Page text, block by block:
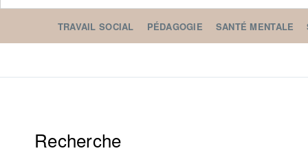
TRAVAIL SOCIAL PÉDAGOGIE SANTÉ MENTALE
Recherche